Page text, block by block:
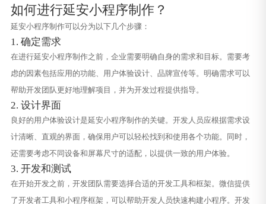
如何进行延安小程序制作？
延安小程序制作可以分为以下几个步骤：
1. 确定需求
在进行延安小程序制作之前，企业需要明确自身的需求和目标。需要考
虑的因素包括应用的功能、用户体验设计、品牌宣传等。明确需求可以
帮助开发团队更好地理解项目，并为开发过程提供指导。
2. 设计界面
良好的用户体验设计是延安小程序制作的关键。开发人员应根据需求设
计清晰、直观的界面，确保用户可以轻松找到和使用各个功能。同时，
还需要考虑不同设备和屏幕尺寸的适配，以提供一致的用户体验。
3. 开发和测试
在开始开发之前，开发团队需要选择合适的开发工具和框架。微信提供
了开发者工具和小程序框架，可以帮助开发人员快速构建小程序。开发